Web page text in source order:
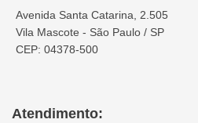
Avenida Santa Catarina, 2.505
Vila Mascote - São Paulo / SP
CEP: 04378-500
Atendimento: